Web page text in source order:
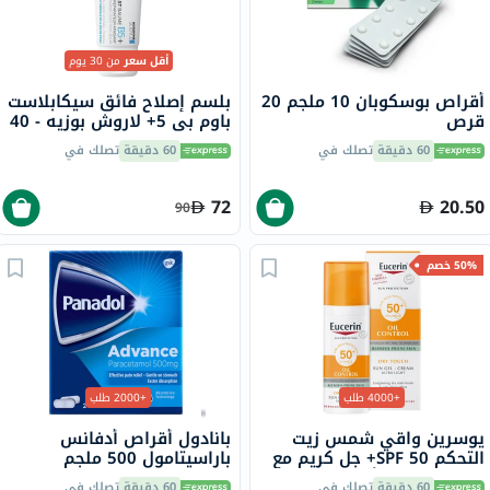
أقراص بوسكوبان 10 ملجم 20
قرص
60 دقيقة تصلك في
20.50
أقل سعرمن 30 يوم
بلسم إصلاح فائق سيكابلاست
باوم بي 5+ لاروش بوزيه - 40
مل 60 دقيقة تصلك في
72
90
50% خصم
+4000 طلب
يوسرين واقي شمس زيت
التحكم SPF 50+ جل كريم مع
لمسة جافة وتأثير مضاد
+2000 طلب
بانادول أقراص أدفانس
باراسيتامول 500 ملجم